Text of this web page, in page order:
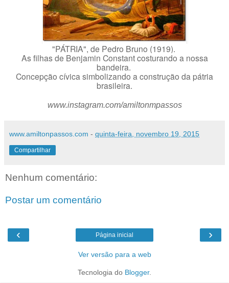
"PÁTRIA", de Pedro Bruno (1919).
As filhas de Benjamin Constant costurando a nossa
bandeira.
Concepção cívica simbolizando a construção da pátria
brasileira.
www.instagram.com/amiltonmpassos
www.amiltonpassos.com - quinta-feira, novembro 19, 2015
Compartilhar
Nenhum comentário:
Postar um comentário
‹ ›
Página inicial
Ver versão para a web
Tecnologia do Blogger.